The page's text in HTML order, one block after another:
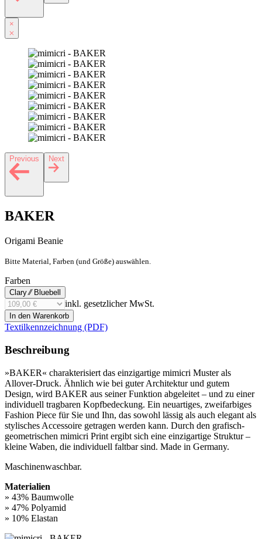
×
Previous Next
BAKER
Origami Beanie
Bitte Material, Farben (und Größe) auswählen.
Farben
Clary ⁄⁄ Bluebell
inkl. gesetzlicher MwSt.
In den Warenkorb
Textilkennzeichnung (PDF)
Beschreibung
»BAKER« charakterisiert das einzigartige mimicri Muster als
Allover-Druck. Ähnlich wie bei guter Architektur und gutem
Design, wird BAKER aus seiner Funktion abgeleitet – und zu einer
individuell tragbaren Kopf­bedeckung. Ein neuartiges, zweifarbiges
Fashion Piece für Sie und Ihn, das sowohl lässig als auch elegant als
stylisches Accessoire getragen werden kann. Durch den grafisch-
geometrischen mimicri Print ergibt sich eine einzigartige Struktur –
kleine Waben, die indivi­duell faltbar sind. Made in Germany.
Maschinenwaschbar.
Materialien
» 43% Baumwolle
» 47% Polyamid
» 10% Elastan